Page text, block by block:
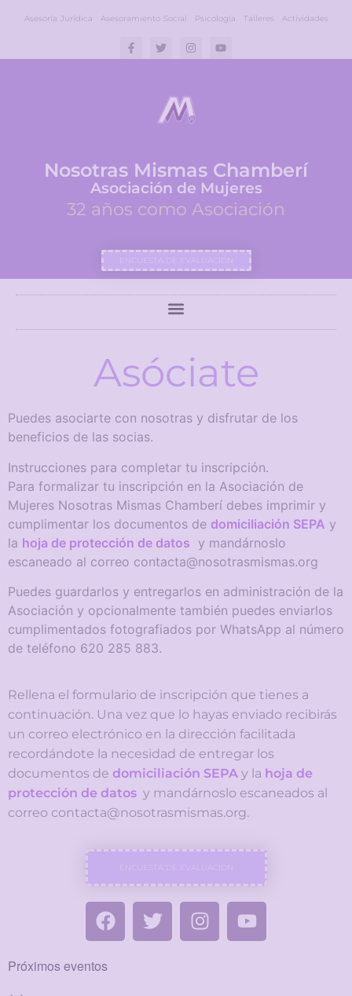
Asesoría Jurídica Asesoramiento Social Psicología Talleres Actividades
Nosotras Mismas Chamberí
Asociación de Mujeres
32 años como Asociación
ENCUESTA DE EVALUACIÓN
Asóciate
Puedes asociarte con nosotras y disfrutar de los
beneficios de las socias.
Instrucciones para completar tu inscripción.
Para formalizar tu inscripción en la Asociación de
Mujeres Nosotras Mismas Chamberí debes imprimir y
cumplimentar los documentos de domiciliación SEPA y
la hoja de protección de datos y mandárnoslo
escaneado al correo contacta@nosotrasmismas.org
Puedes guardarlos y entregarlos en administración de la
Asociación y opcionalmente también puedes enviarlos
cumplimentados fotografiados por WhatsApp al número
de teléfono 620 285 883.
Rellena el formulario de inscripción que tienes a
continuación. Una vez que lo hayas enviado recibirás
un correo electrónico en la dirección facilitada
recordándote la necesidad de entregar los
documentos de domiciliación SEPA y la hoja de
protección de datos y mandárnoslo escaneados al
correo contacta@nosotrasmismas.org.
ENCUESTA DE EVALUACIÓN
Próximos eventos